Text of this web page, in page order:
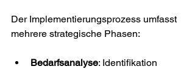
Der Implementierungsprozess umfasst
mehrere strategische Phasen:
Bedarfsanalyse: Identifikation